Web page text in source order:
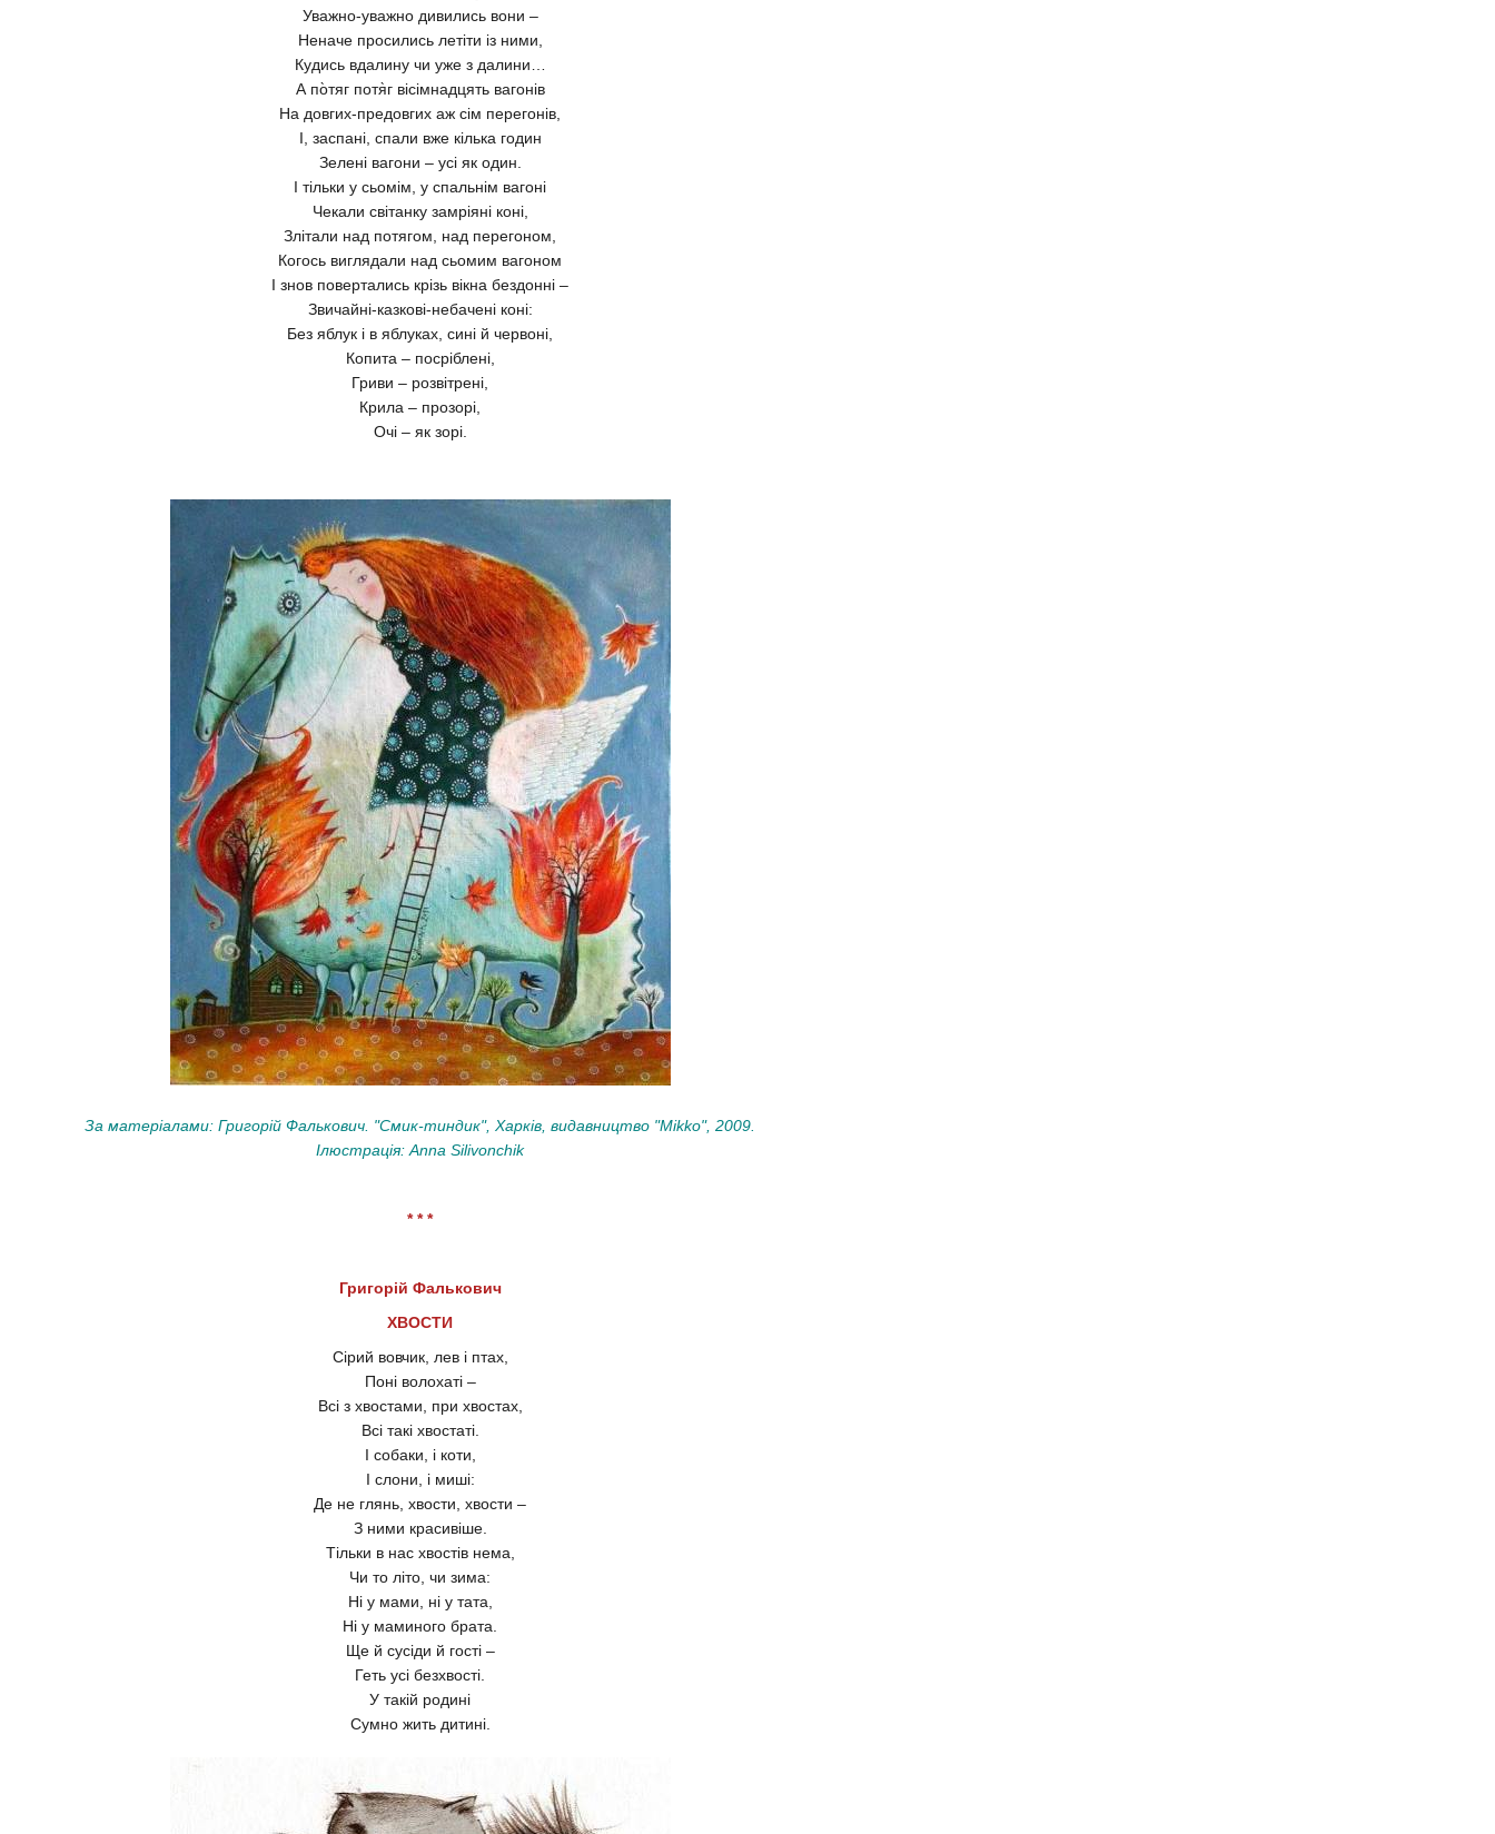
Уважно-уважно дивились вони –
Неначе просились летіти із ними,
Кудись вдалину чи уже з далини…
А по̀тяг потя̀г вісімнадцять вагонів
На довгих-предовгих аж сім перегонів,
І, заспані, спали вже кілька годин
Зелені вагони – усі як один.
І тільки у сьомім, у спальнім вагоні
Чекали світанку замріяні коні,
Злітали над потягом, над перегоном,
Когось виглядали над сьомим вагоном
І знов повертались крізь вікна бездонні –
Звичайні-казкові-небачені коні:
Без яблук і в яблуках, сині й червоні,
Копита – посріблені,
Гриви – розвітрені,
Крила – прозорі,
Очі – як зорі.
За матеріалами: Григорій Фалькович. "Смик-тиндик", Харків, видавництво "Міkkо", 2009.
Ілюстрація: Anna Silivonchik
* * *
Григорій Фалькович
ХВОСТИ
Сірий вовчик, лев і птах,
Поні волохаті –
Всі з хвостами, при хвостах,
Всі такі хвостаті.
І собаки, і коти,
І слони, і миші:
Де не глянь, хвости, хвости –
З ними красивіше.
Тільки в нас хвостів нема,
Чи то літо, чи зима:
Ні у мами, ні у тата,
Ні у маминого брата.
Ще й сусіди й гості –
Геть усі безхвості.
У такій родині
Сумно жить дитині.